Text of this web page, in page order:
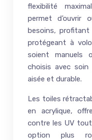
flexibilité
permet
besoins, profitant
protégeant à
soient manuels
choisis avec
aisée et durable.
Les toiles
en acrylique,
contre les UV
option plus